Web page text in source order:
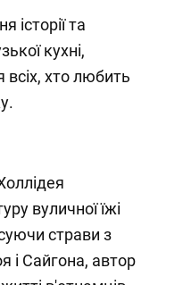
історії та
кухні,
всіх, хто любить
вуличної їжі
страви з
і Сайгона, автор